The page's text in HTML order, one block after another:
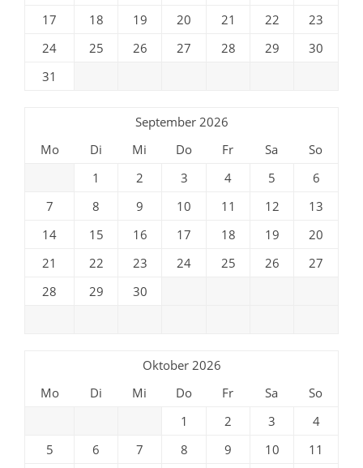
17
18 19 20 21 22
23
24
25 26 27 28 29
30
31
September 2026
Mo
Di Mi Do Fr Sa
So
1
2 3 4 5
6
7
8 9 10 11 12
13
14
15 16 17 18 19
20
21
22 23 24 25 26
27
28
29 30
Oktober 2026
Mo
Di Mi Do Fr Sa
So
1
2 3
4
5
6 7 8 9 10
11